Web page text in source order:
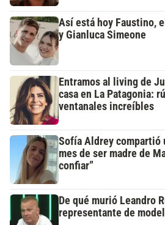
Así está hoy Faustino,
y Gianluca Simeone
Entramos al living de
casa en La Patagonia:
ventanales increíbles
Sofía Aldrey compartió
mes de ser madre de
confiar”
De qué murió Leandro
representante de